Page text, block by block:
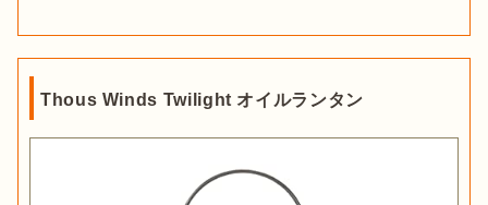
Thous Winds Twilight オイルランタン